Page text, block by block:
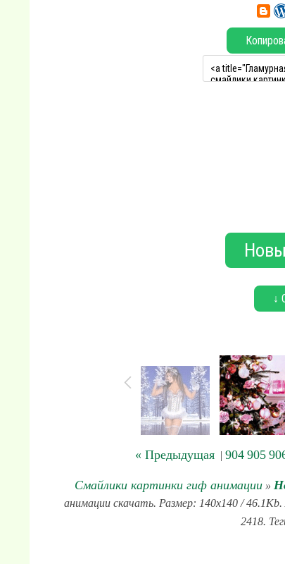
↓
« Предыдущая | 904 905
Смайлики картинки гиф анимации»
анимации скачать. Размер: 140x140 /
2418.